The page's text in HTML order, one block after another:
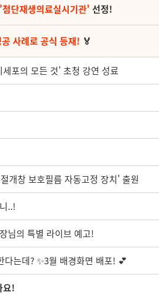
단재생의료실시기관' 선정!
사례로 공식 등재! 🏅
포의 모든 것' 초청 강연 성료
개창 보호필름 자동고정 장치' 출원
..!
님의 특별 라이브 예고!
는데? ✨3월 배경화면 배포! 💕
요!